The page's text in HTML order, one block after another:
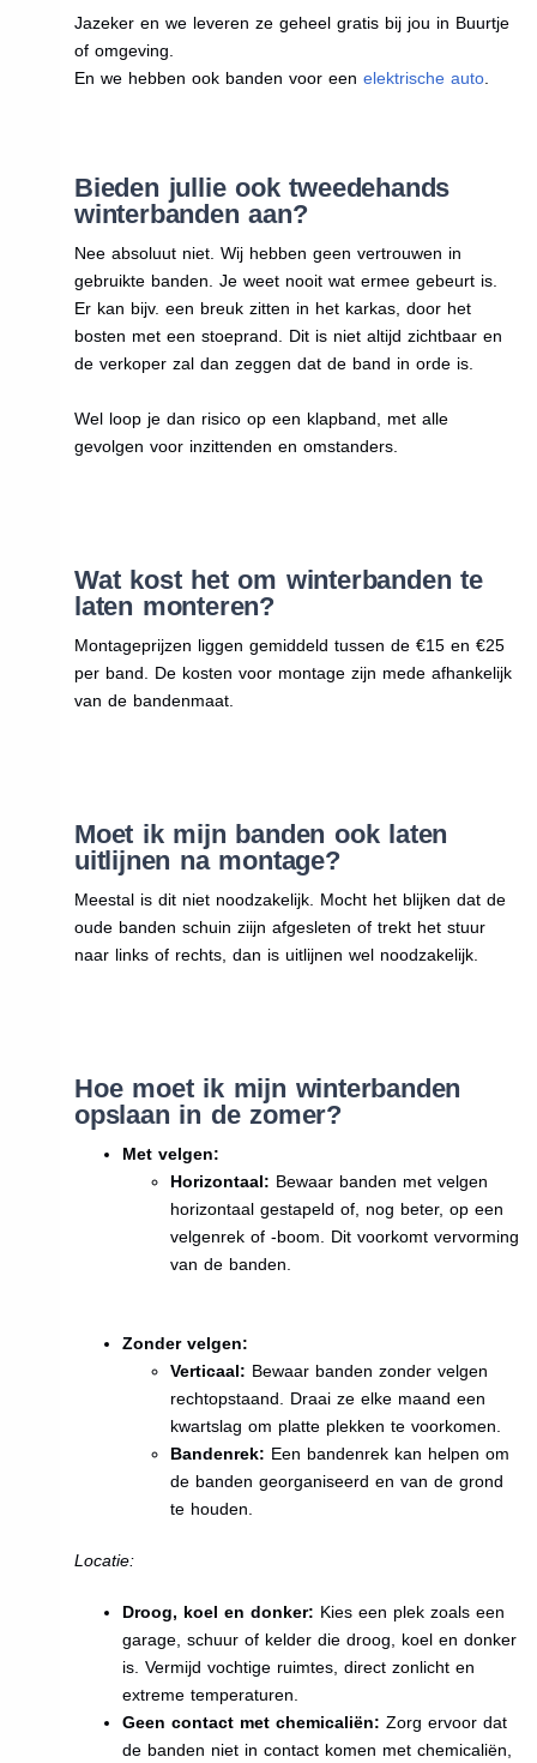
Jazeker en we leveren ze geheel gratis bij jou in Buurtje
of omgeving.
En we hebben ook banden voor een elektrische auto.
Bieden jullie ook tweedehands
winterbanden aan?
Nee absoluut niet. Wij hebben geen vertrouwen in
gebruikte banden. Je weet nooit wat ermee gebeurt is.
Er kan bijv. een breuk zitten in het karkas, door het
bosten met een stoeprand. Dit is niet altijd zichtbaar en
de verkoper zal dan zeggen dat de band in orde is.
Wel loop je dan risico op een klapband, met alle
gevolgen voor inzittenden en omstanders.
Wat kost het om winterbanden te
laten monteren?
Montageprijzen liggen gemiddeld tussen de €15 en €25
per band. De kosten voor montage zijn mede afhankelijk
van de bandenmaat.
Moet ik mijn banden ook laten
uitlijnen na montage?
Meestal is dit niet noodzakelijk. Mocht het blijken dat de
oude banden schuin ziijn afgesleten of trekt het stuur
naar links of rechts, dan is uitlijnen wel noodzakelijk.
Hoe moet ik mijn winterbanden
opslaan in de zomer?
Met velgen:
Horizontaal: Bewaar banden met velgen
horizontaal gestapeld of, nog beter, op een
velgenrek of -boom. Dit voorkomt vervorming
van de banden.
Zonder velgen:
Verticaal: Bewaar banden zonder velgen
rechtopstaand. Draai ze elke maand een
kwartslag om platte plekken te voorkomen.
Bandenrek: Een bandenrek kan helpen om
de banden georganiseerd en van de grond
te houden.
Locatie:
Droog, koel en donker: Kies een plek zoals een
garage, schuur of kelder die droog, koel en donker
is. Vermijd vochtige ruimtes, direct zonlicht en
extreme temperaturen.
Geen contact met chemicaliën: Zorg ervoor dat
de banden niet in contact komen met chemicaliën,